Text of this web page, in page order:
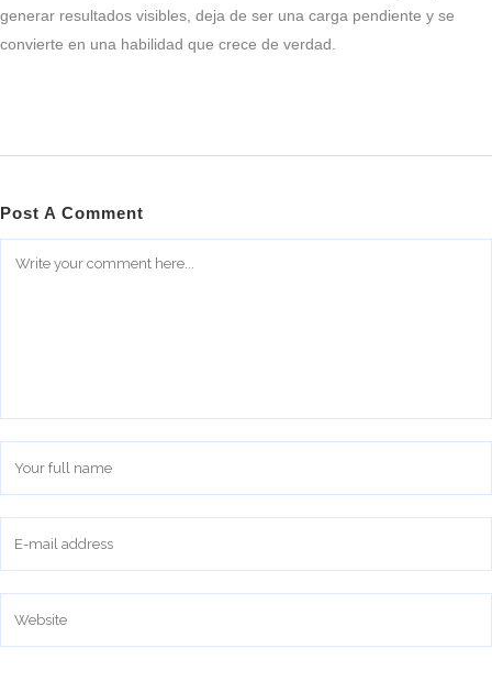
generar resultados visibles, deja de ser una carga pendiente y se
convierte en una habilidad que crece de verdad.
Post A Comment